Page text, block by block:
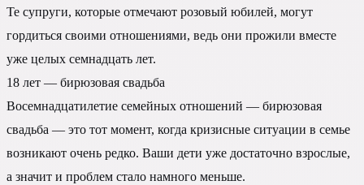
Те супруги, которые отмечают розовый юбилей, могут
гордиться своими отношениями, ведь они прожили вместе
уже целых семнадцать лет.
18 лет — бирюзовая свадьба
Восемнадцатилетие семейных отношений — бирюзовая
свадьба — это тот момент, когда кризисные ситуации в семье
возникают очень редко. Ваши дети уже достаточно взрослые,
а значит и проблем стало намного меньше.